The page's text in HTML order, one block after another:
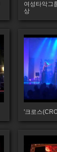
여성타악그
상
'크로스